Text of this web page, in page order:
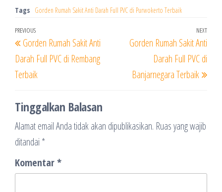
Tags Gorden Rumah Sakit Anti Darah Full PVC di Purwokerto Terbaik
Navigasi
pos
Previous
Post
PREVIOUS
Gorden Rumah Sakit Anti
Darah Full PVC di Rembang
Terbaik
Next
NEXT
Gorden Rumah Sakit Anti
Darah Full PVC di
Banjarnegara Terbaik
Tinggalkan Balasan
Alamat email Anda tidak akan dipublikasikan. Ruas yang wajib
ditandai *
Komentar*